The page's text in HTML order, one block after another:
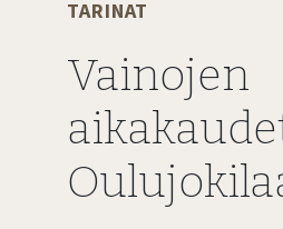
TARINAT
Vainojen